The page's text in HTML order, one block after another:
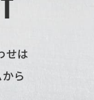
せは
ら